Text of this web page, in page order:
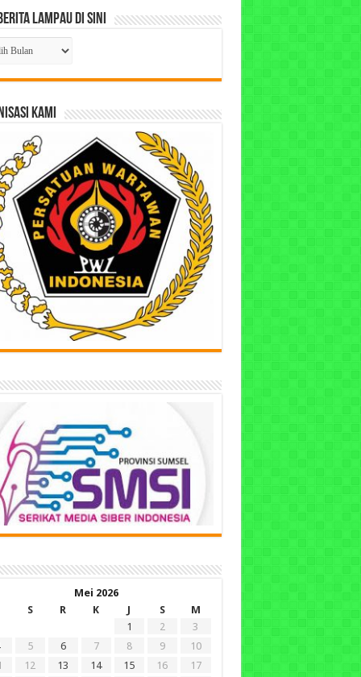
Lampau di Sini
KAMI
Mei 2026
S R K J S
M
1
2
3
5 6 7 8 9
10
12 13 14 15 16
17